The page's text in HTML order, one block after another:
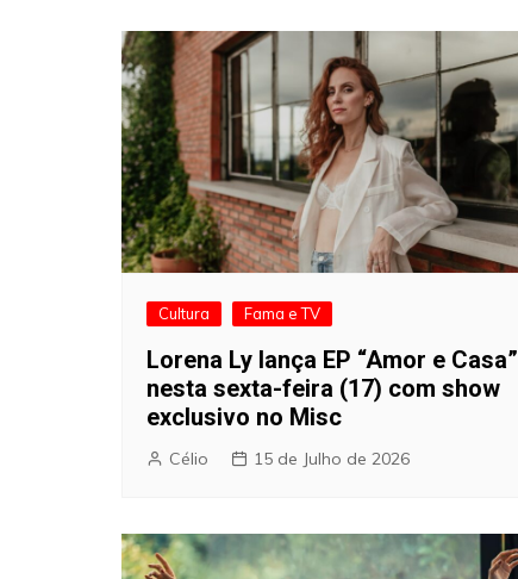
artigos
Cultura Fama e TV
Lorena Ly lança EP “Amor e Casa”
nesta sexta-feira (17) com show
exclusivo no Misc
Célio 15 de Julho de 2026